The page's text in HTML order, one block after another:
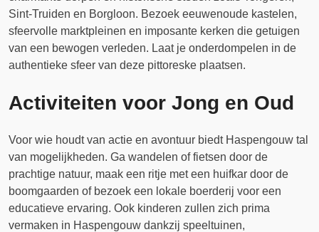
Sint-Truiden en Borgloon. Bezoek eeuwenoude kastelen,
sfeervolle marktpleinen en imposante kerken die getuigen
van een bewogen verleden. Laat je onderdompelen in de
authentieke sfeer van deze pittoreske plaatsen.
Activiteiten voor Jong en Oud
Voor wie houdt van actie en avontuur biedt Haspengouw tal
van mogelijkheden. Ga wandelen of fietsen door de
prachtige natuur, maak een ritje met een huifkar door de
boomgaarden of bezoek een lokale boerderij voor een
educatieve ervaring. Ook kinderen zullen zich prima
vermaken in Haspengouw dankzij speeltuinen,